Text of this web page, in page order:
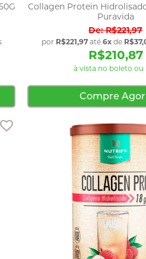
Collagen Protein
Puravida
R$221,97
por R$221,97até 6xde
R$210,87
à vista no boleto ou
Compre
Adicionar aos favoritos